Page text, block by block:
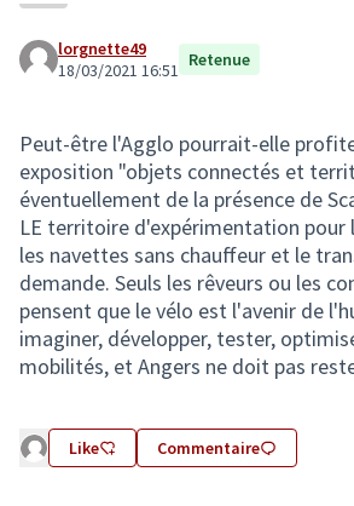
lorgnette49
18/03/2021 16:51 Retenue
Peut-être l'Agglo pourrait-elle
exposition "objets connectés et
éventuellement de la présence de
LE territoire d'expérimentation pour
les navettes sans chauffeur et le
demande. Seuls les rêveurs ou les
pensent que le vélo est l'avenir de
imaginer, développer, tester,
mobilités, et Angers ne doit pas
Like Commentaire